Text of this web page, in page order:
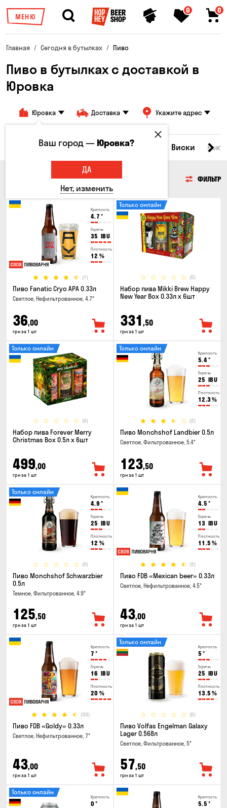
МЕНЮ
0 0
Главная Сегодня в бутылках Пиво
Пиво в бутылках с доставкой в
Юровка
Юровка Доставка Укажите адрес
Все товары Пиво Сидр Виски
ФИЛЬТР
Крепость
4.7 °
Горечь
35 IBU
Плотность
12 %
(1)
Пиво Fanatic Cryo APA 0.33л
Светлое, Нефильтрованное, 4.7°
36,00
грн за 1 шт
(0)
Только онлайн
Набор пива Mikki Brew Happy
New Year Box 0.33л x 6шт
331 ,50
грн за 1 шт
(0)
Только онлайн
Набор пива Forever Merry
Christmas Box 0.5л x 6шт
499,00
грн за 1 шт
Крепость
5.4°
Горечь
25 IBU
Плотность
12.3%
(2)
Только онлайн
Пиво Monchshof Landbier 0.5л
Светлое, Фильтрованное, 5.4°
123,50
грн за 1 шт
Крепость
4.9 °
Горечь
25 IBU
Плотность
12 %
(0)
Только онлайн
Пиво Monchshof Schwarzbier
0.5л
Темное, Фильтрованное, 4.9°
125,50
грн за 1 шт
Крепость
4.5 °
Горечь
13 IBU
Плотность
11.5 %
(2)
Пиво FDB «Mexican beer» 0.33л
Светлое, Нефильтрованное, 4.5°
43,00
грн за 1 шт
Крепость
7 °
Горечь
16 IBU
Плотность
20 %
(30)
Пиво FDB «Goldy» 0.33л
Светлое, Нефильтрованное, 7°
43,00
грн за 1 шт
Крепость
5 °
Горечь
25 IBU
Плотность
13.5 %
(0)
Только онлайн
Пиво Volfas Engelman Galaxy
Lager 0.568л
Светлое, Фильтрованное, 5°
57,50
грн за 1 шт
Крепость
0 °
Только онлайн
Крепость
5.5 °
Ваш город —Юровка?
ДА
Нет, изменить